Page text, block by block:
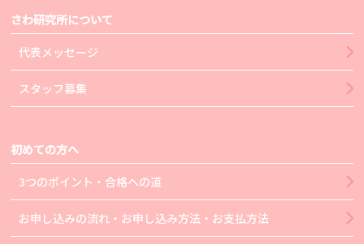
さわ研究所について
代表メッセージ
スタッフ募集
初めての方へ
3つのポイント・合格への道
お申し込みの流れ・お申し込み方法・お支払方法